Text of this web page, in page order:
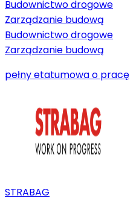
Budownictwo drogowe
Zarządzanie budową
Budownictwo drogowe
Zarządzanie budową
pełny etatumowa o pracę
STRABAG